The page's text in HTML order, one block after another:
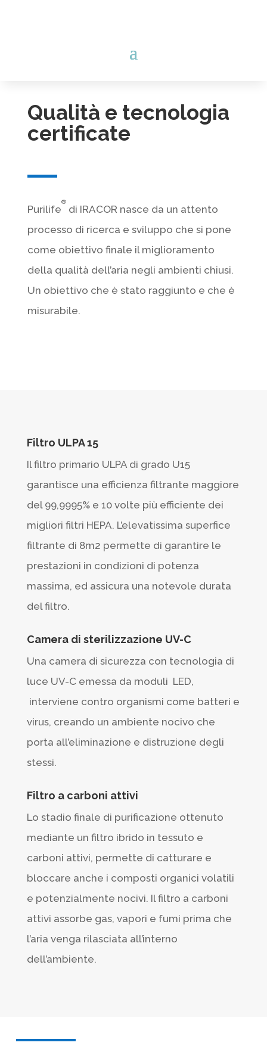
Qualità e tecnologia
certificate
Purilife
®
di IRACOR nasce da un attento
processo di ricerca e sviluppo che si pone
come obiettivo finale il miglioramento
della qualità dell’aria negli ambienti chiusi.
Un obiettivo che è stato raggiunto e che è
misurabile.
Filtro ULPA 15
Il filtro primario ULPA di grado U15
garantisce una efficienza filtrante maggiore
del 99,9995% e 10 volte più efficiente dei
migliori filtri HEPA. L’elevatissima superfice
filtrante di 8m2 permette di garantire le
prestazioni in condizioni di potenza
massima, ed assicura una notevole durata
del filtro.
Camera di sterilizzazione UV-C
Una camera di sicurezza con tecnologia di
luce UV-C emessa da moduli LED,
interviene contro organismi come batteri e
virus, creando un ambiente nocivo che
porta all’eliminazione e distruzione degli
stessi.
Filtro a carboni attivi
Lo stadio finale di purificazione ottenuto
mediante un filtro ibrido in tessuto e
carboni attivi, permette di catturare e
bloccare anche i composti organici volatili
e potenzialmente nocivi. Il filtro a carboni
attivi assorbe gas, vapori e fumi prima che
l’aria venga rilasciata all’interno
dell’ambiente.